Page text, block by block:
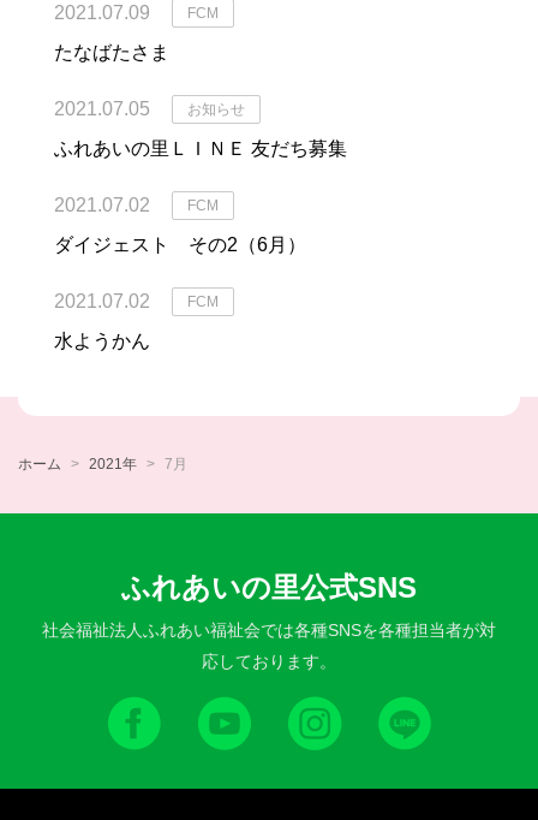
2021.07.09 FCM
たなばたさま
2021.07.05 お知らせ
ふれあいの里ＬＩＮＥ 友だち募集
2021.07.02 FCM
ダイジェスト その2（6月）
2021.07.02 FCM
水ようかん
ホーム 2021年 7月
ふれあいの里公式SNS
社会福祉法人ふれあい福祉会では各種SNSを各種担当者が対
応しております。